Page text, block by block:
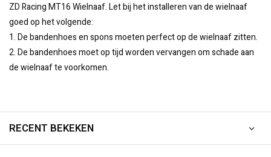
ZD Racing MT16 Wielnaaf. Let bij het installeren van de wielnaaf
goed op het volgende:
1. De bandenhoes en spons moeten perfect op de wielnaaf zitten.
2. De bandenhoes moet op tijd worden vervangen om schade aan
de wielnaaf te voorkomen.
RECENT BEKEKEN